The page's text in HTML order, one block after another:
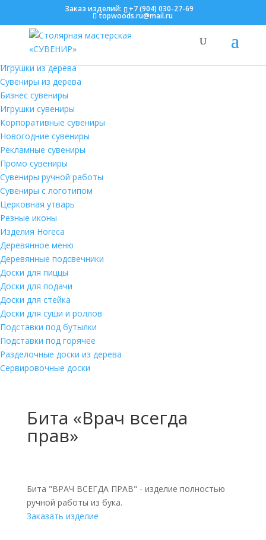
Заказ изделий: +7 (904) 030-27-69
topwoods.ru@mail.ru
Search
Игрушки из дерева
Сувениры из дерева
Бизнес сувениры
Игрушки сувениры
Корпоративные сувениры
Новогодние сувениры
Рекламные сувениры
Промо сувениры
Сувениры ручной работы
Сувениры с логотипом
Церковная утварь
Резные иконы
Изделия Horeca
Деревянное меню
Деревянные подсвечники
Доски для пиццы
Доски для подачи
Доски для стейка
Доски для суши и роллов
Подставки под бутылки
Подставки под горячее
Разделочные доски из дерева
Сервировочные доски
Бита «Врач всегда
прав»
Бита "ВРАЧ ВСЕГДА ПРАВ" - изделие полностью
ручной работы из бука.
Заказать изделие